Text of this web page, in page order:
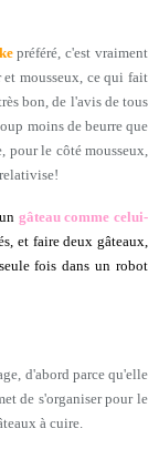
préféré, c'est vraiment
mousseux, ce qui fait
bon, de l'avis de tous
moins de beurre que
pour le côté mousseux,
gâteau comme celui-
et faire deux gâteaux,
fois dans un robot
d'abord parce qu'elle
de s'organiser pour le
à cuire.